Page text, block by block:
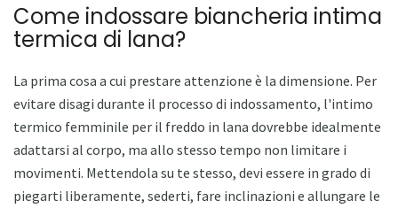
Come indossare biancheria intima
termica di lana?
La prima cosa a cui prestare attenzione è la dimensione. Per
evitare disagi durante il processo di indossamento, l'intimo
termico femminile per il freddo in lana dovrebbe idealmente
adattarsi al corpo, ma allo stesso tempo non limitare i
movimenti. Mettendola su te stesso, devi essere in grado di
piegarti liberamente, sederti, fare inclinazioni e allungare le